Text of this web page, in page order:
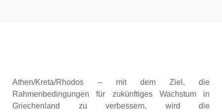
Athen/Kreta/Rhodos – mit dem Ziel, die
Rahmenbedingungen für zukünftiges Wachstum in
Griechenland zu verbessern, wird die